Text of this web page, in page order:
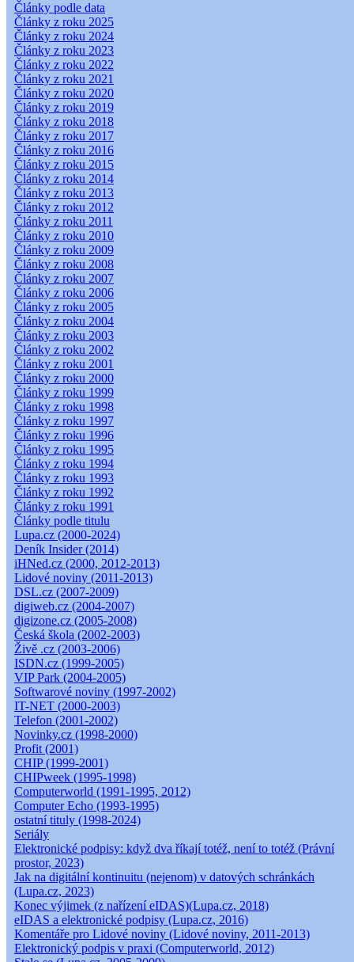
Články podle data
Články z roku 2025
Články z roku 2024
Články z roku 2023
Články z roku 2022
Články z roku 2021
Články z roku 2020
Články z roku 2019
Články z roku 2018
Články z roku 2017
Články z roku 2016
Články z roku 2015
Články z roku 2014
Články z roku 2013
Články z roku 2012
Články z roku 2011
Články z roku 2010
Články z roku 2009
Články z roku 2008
Články z roku 2007
Články z roku 2006
Články z roku 2005
Články z roku 2004
Články z roku 2003
Články z roku 2002
Články z roku 2001
Články z roku 2000
Články z roku 1999
Články z roku 1998
Články z roku 1997
Články z roku 1996
Články z roku 1995
Články z roku 1994
Články z roku 1993
Články z roku 1992
Články z roku 1991
Články podle titulu
Lupa.cz (2000-2024)
Deník Insider (2014)
iHNed.cz (2000, 2012-2013)
Lidové noviny (2011-2013)
DSL.cz (2007-2009)
digiweb.cz (2004-2007)
digizone.cz (2005-2008)
Česká škola (2002-2003)
Živě .cz (2003-2006)
ISDN.cz (1999-2005)
VIP Park (2004-2005)
Softwarové noviny (1997-2002)
IT-NET (2000-2003)
Telefon (2001-2002)
Novinky.cz (1998-2000)
Profit (2001)
CHIP (1999-2001)
CHIPweek (1995-1998)
Computerworld (1991-1995, 2012)
Computer Echo (1993-1995)
ostatní tituly (1998-2024)
Seriály
Elektronické podpisy: když dva říkají totéž, není to totéž (Právní
prostor, 2023)
Jak na digitální kontinuitu (nejenom) v datových schránkách
(Lupa.cz, 2023)
Konec výjimek (z nařízení eIDAS)(Lupa.cz, 2018)
eIDAS a elektronické podpisy (Lupa.cz, 2016)
Komentáře pro Lidové noviny (Lidové noviny, 2011-2013)
Elektronický podpis v praxi (Computerworld, 2012)